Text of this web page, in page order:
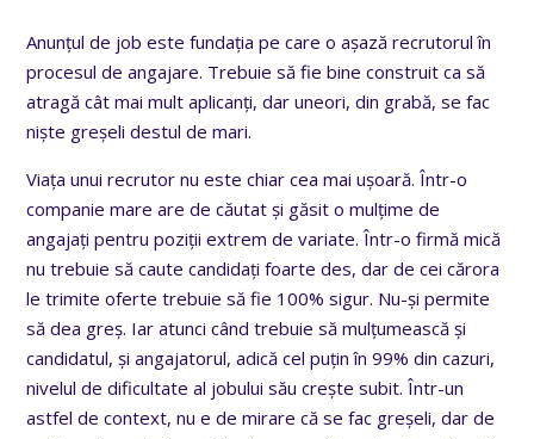
Anunțul de job este fundația pe care o așază recrutorul în
procesul de angajare. Trebuie să fie bine construit ca să
atragă cât mai mult aplicanți, dar uneori, din grabă, se fac
niște greșeli destul de mari.
Viața unui recrutor nu este chiar cea mai ușoară. Într-o
companie mare are de căutat și găsit o mulțime de
angajați pentru poziții extrem de variate. Într-o firmă mică
nu trebuie să caute candidați foarte des, dar de cei cărora
le trimite oferte trebuie să fie 100% sigur. Nu-și permite
să dea greș. Iar atunci când trebuie să mulțumească și
candidatul, și angajatorul, adică cel puțin în 99% din cazuri,
nivelul de dificultate al jobului său crește subit. Într-un
astfel de context, nu e de mirare că se fac greșeli, dar de